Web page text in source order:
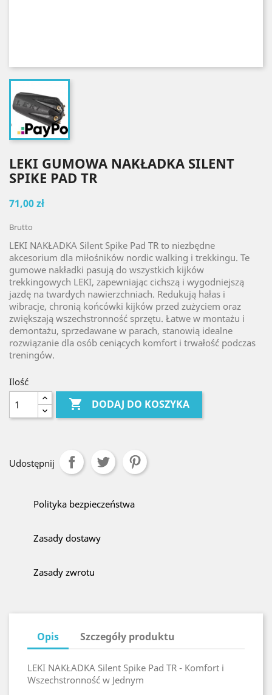
LEKI GUMOWA NAKŁADKA SILENT
SPIKE PAD TR
71,00 zł
Brutto
LEKI NAKŁADKA Silent Spike Pad TR to niezbędne
akcesorium dla miłośników nordic walking i trekkingu. Te
gumowe nakładki pasują do wszystkich kijków
trekkingowych LEKI, zapewniając cichszą i wygodniejszą
jazdę na twardych nawierzchniach. Redukują hałas i
wibracje, chronią końcówki kijków przed zużyciem oraz
zwiększają wszechstronność sprzętu. Łatwe w montażu i
demontażu, sprzedawane w parach, stanowią idealne
rozwiązanie dla osób ceniących komfort i trwałość podczas
treningów.
Ilość
 DODAJ DO KOSZYKA
Udostępnij
Polityka bezpieczeństwa
Zasady dostawy
Zasady zwrotu
Opis Szczegóły produktu
LEKI NAKŁADKA Silent Spike Pad TR - Komfort i
Wszechstronność w Jednym